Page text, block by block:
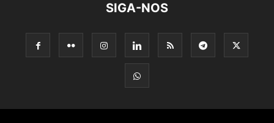
SIGA-NOS